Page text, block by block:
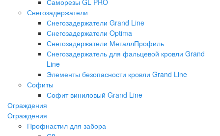
Саморезы GL PRO
Снегозадержатели
Снегозадержатели Grand Line
Снегозадержатели Optima
Снегозадержатели МеталлПрофиль
Снегозадержатель для фальцевой кровли Grand
Line
Элементы безопасности кровли Grand Line
Софиты
Софит виниловый Grand Line
Ограждения
Ограждения
Профнастил для забора